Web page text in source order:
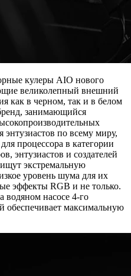
кулеры AIO нового
великолепный внешний
как в черном, так и в белом
занимающийся
по всему миру,
процессора в категории
энтузиастов и создателей
экстремальную
уровень шума для их
эффекты RGB и не только.
водяном насосе 4-го
обеспечивает максимальную